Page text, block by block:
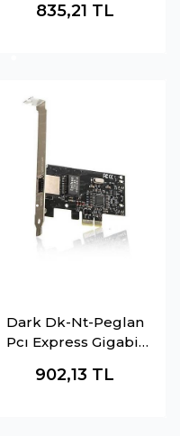
835,21 TL
Dark Dk-Nt-Peglan
Pcı Express Gigabit
902,13 TL